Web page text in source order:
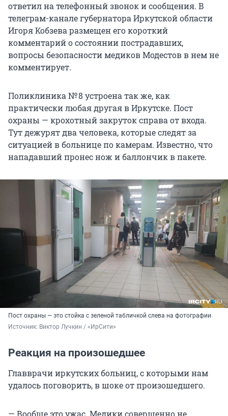
ответил на телефонный звонок и сообщения. В
телеграм-канале губернатора Иркутской области
Игоря Кобзева размещен его короткий
комментарий о состоянии пострадавших,
вопросы безопасности медиков Модестов в нем не
комментирует.
Поликлиника № 8 устроена так же, как
практически любая другая в Иркутске. Пост
охраны — крохотный закруток справа от входа.
Тут дежурят два человека, которые следят за
ситуацией в больнице по камерам. Известно, что
нападавший пронес нож и баллончик в пакете.
Пост охраны — это стойка с зеленой табличкой слева на фотографии
Источник: Виктор Лучкин / «ИрСити»
Реакция на произошедшее
Главврачи иркутских больниц, с которыми нам
удалось поговорить, в шоке от произошедшего.
— Вообще это ужас. Медики совершенно не